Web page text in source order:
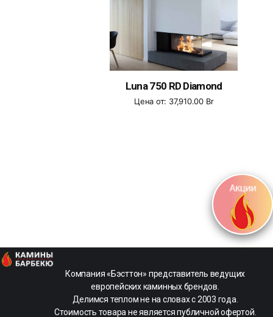
Luna 750 RD Diamond
Цена от: 37,910.00 Br
Компания «Бэсттон» представитель ведущих
европейских каминных брендов.
Делимся теплом не на словах с 2003 года.
Стоимость товара не является публичной офертой.